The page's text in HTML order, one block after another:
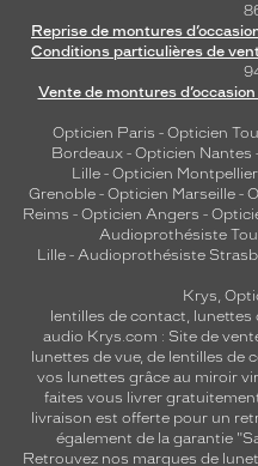
Reprise de montures
Conditions particulières de
Vente de montures
Opticien Paris - Opticien
Bordeaux- Opticien Nantes
Lille - Opticien Montpellier
Grenoble - Opticien Marseille -
Reims - Opticien Angers -
Audioprothésiste
Lille- Audioprothésiste
Krys,
lentilles de contact, lunettes
audio Krys.com : Site de
lunettes de vue, de lentilles de
vos lunettes grâce au miroir
faites vous livrer
livraison est offerte pour un
également de la garantie
Retrouvez nos marques de